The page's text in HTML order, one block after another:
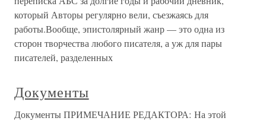
который Авторы регулярно вели, съезжаясь для
работы.Вообще, эпистолярный жанр — это одна из
сторон творчества любого писателя, а уж для пары
писателей, разделенных
Документы
Документы ПРИМЕЧАНИЕ РЕДАКТОРА: На этой